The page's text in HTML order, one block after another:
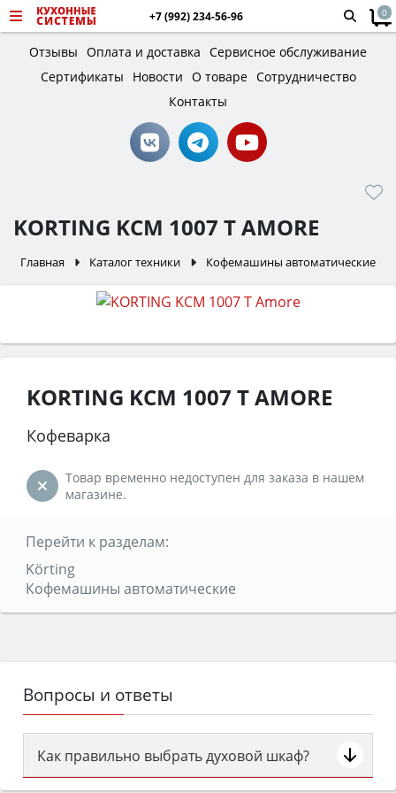
+7 (992) 234-56-96 0
Отзывы Оплата и доставка Сервисное обслуживание
Сертификаты
Новости О товаре Сотрудничество
Контакты
KORTING KCM 1007 T AMORE
Главная Каталог техники Кофемашины автоматические
KORTING KCM 1007 T AMORE
Кофеварка
Товар временно недоступен для заказа в нашем
магазине.
Перейти к разделам:
Körting
Кофемашины автоматические
Вопросы и ответы
Как правильно выбрать духовой шкаф?